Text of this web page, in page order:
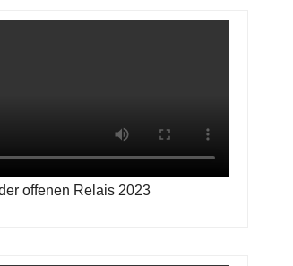
offenen Relais 2023